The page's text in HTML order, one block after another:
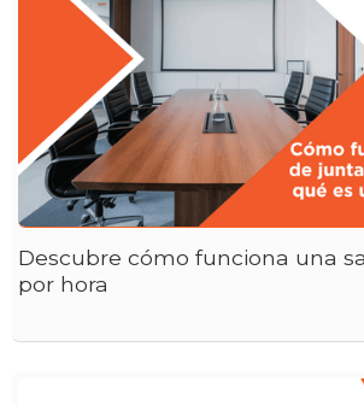
Descubre cómo funciona una
por hora